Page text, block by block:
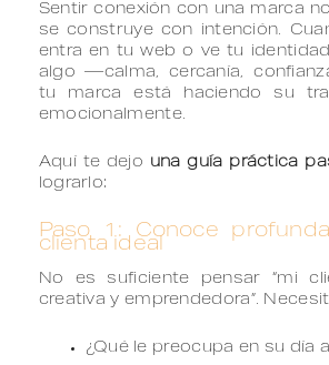
Sentir conexión con una marca
se construye con intención.
entra en tu web o ve tu
algo —calma, cercanía,
tu marca está haciendo su
emocionalmente.
Aquí te dejo una guía práctica
lograrlo:
Paso 1: Conoce
clienta ideal
No es suficiente pensar “mi
creativa y emprendedora”.
¿Qué le preocupa en su día